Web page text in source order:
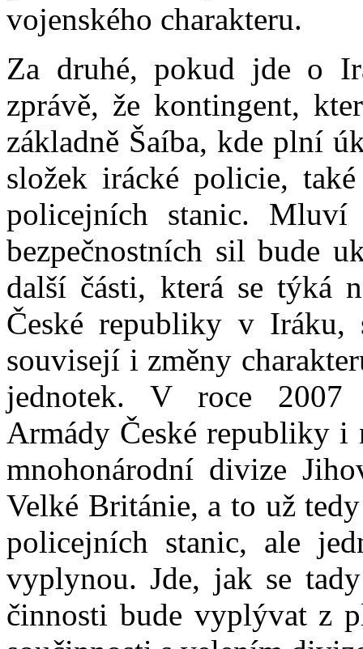
vojenského charakteru.
Za druhé, pokud jde o
zprávě, že kontingent,
základně Šaíba, kde plní
složek irácké policie,
policejních stanic.
bezpečnostních sil bude
další části, která se týká
České republiky v
souvisejí i změny
jednotek. V roce 2007
Armády České republiky
mnohonárodní divize
Velké Británie, a to už
policejních stanic, ale
vyplynou. Jde, jak se
činnosti bude vyplývat z